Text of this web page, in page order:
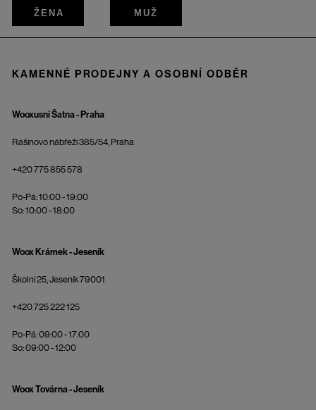
ŽENA MUŽ
KAMENNÉ PRODEJNY A OSOBNÍ ODBĚR
Wooxusní Šatna - Praha
Rašínovo nábřeží 385/54, Praha
+420 775 855 578
Po-Pá: 10:00 - 19:00
So: 10:00 - 18:00
Woox Krámek - Jeseník
Školní 25, Jeseník 79001
+420 725 222 125
Po-Pá: 09:00 - 17:00
So: 09:00 - 12:00
Woox Továrna - Jeseník